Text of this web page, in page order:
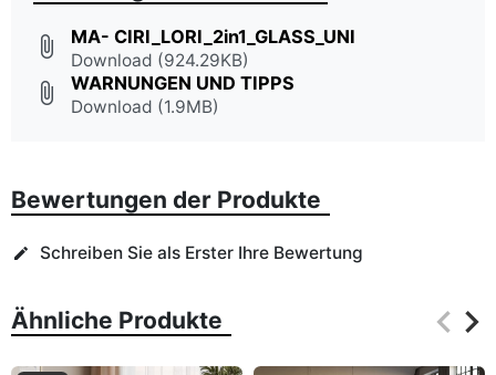
attach_file MA- CIRI_LORI_2in1_GLASS_UNI
Download (924.29KB)
attach_file WARNUNGEN UND TIPPS
Download (1.9MB)
Bewertungen der Produkte
edit Schreiben Sie als Erster Ihre Bewertung
Ähnliche Produkte keyboard_arrow_left
keyboard_arrow_right